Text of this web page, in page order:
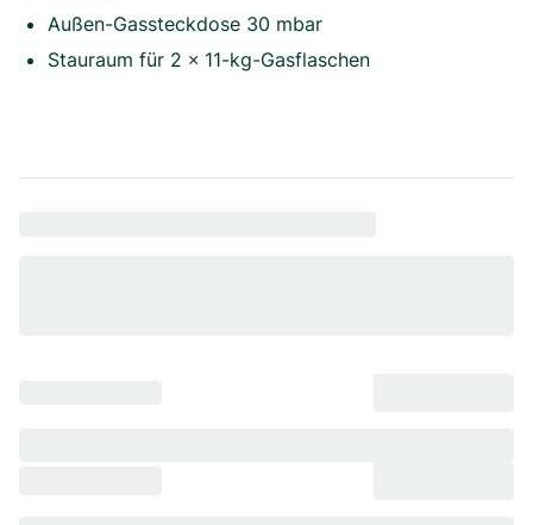
Außen-Gassteckdose 30 mbar
Stauraum für 2 × 11-kg-Gasflaschen